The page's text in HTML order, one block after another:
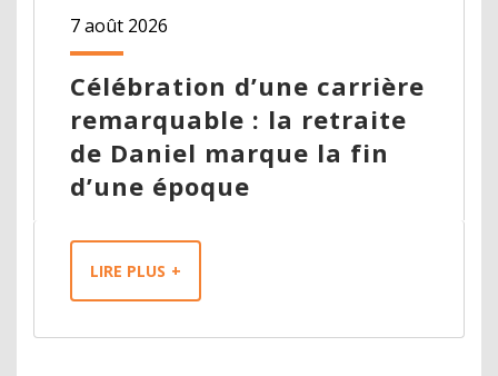
Célébration d’une carrière
remarquable : la retraite
de Daniel marque la fin
d’une époque
7 août 2026
LIRE PLUS